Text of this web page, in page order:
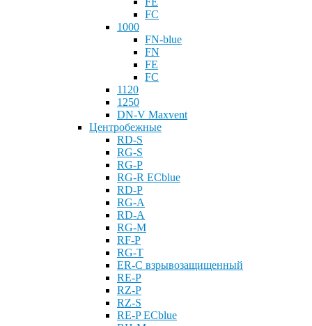
FC
1000
FN-blue
FN
FE
FC
1120
1250
DN-V Maxvent
Центробежные
RD-S
RG-S
RG-P
RG-R ECblue
RD-P
RG-A
RD-A
RG-M
RF-P
RG-T
ER-С взрывозащищенный
RE-P
RZ-P
RZ-S
RE-P ECblue